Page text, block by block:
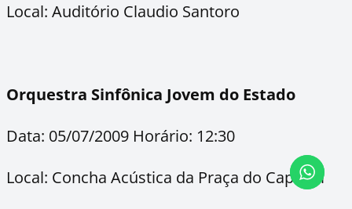
Local: Auditório Claudio Santoro
Orquestra Sinfônica Jovem do Estado
Data: 05/07/2009 Horário: 12:30
Local: Concha Acústica da Praça do Capivari